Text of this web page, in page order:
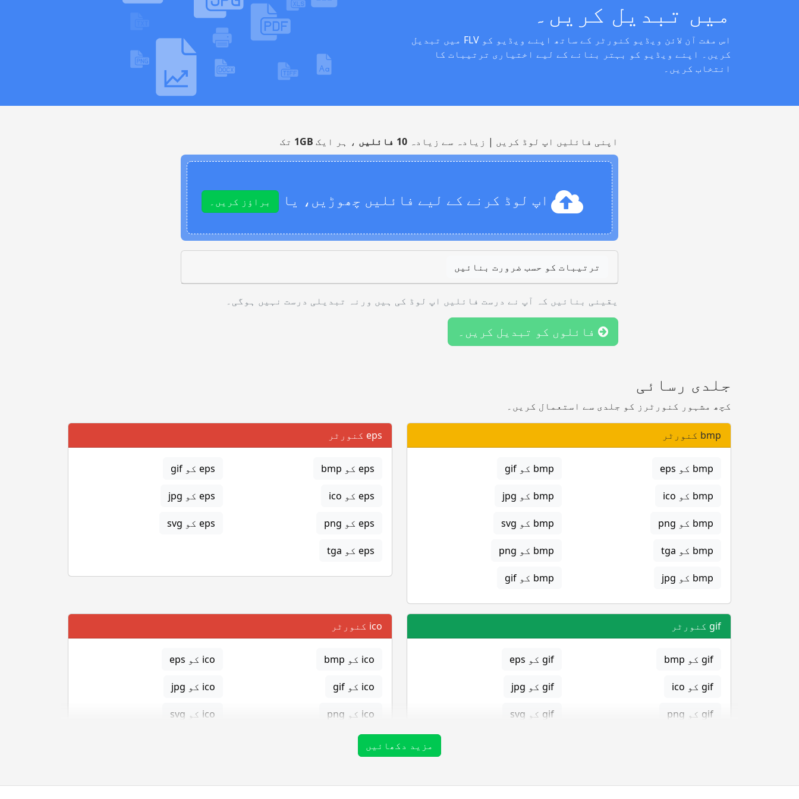
میں تبدیل کریں۔
اس مفت آن لائن ویڈیو کنورٹر کے ساتھ اپنے ویڈیو کو FLV میں تبدیل
کریں۔ اپنے ویڈیو کو بہتر بنانے کے لیے اختیاری ترتیبات کا
انتخاب کریں۔
اپنی فائلیں اپ لوڈ کریں | زیادہ سے زیادہ 10 فائلیں ، ہر ایک 1GB تک
اپ لوڈ کرنے کے لیے فائلیں چھوڑیں، یا براؤز کریں۔
ترتیبات کو حسب ضرورت بنائیں
یقینی بنائیں کہ آپ نے درست فائلیں اپ لوڈ کی ہیں ورنہ تبدیلی درست نہیں ہوگی۔
فائلوں کو تبدیل کریں۔
جلدی رسائی
کچھ مشہور کنورٹرز کو جلدی سے استعمال کریں۔
bmp کنورٹر
bmp کو eps bmp کو gif
bmp کو ico bmp کو jpg
bmp کو png bmp کو svg
bmp کو tga bmp کو png
bmp کو jpg bmp کو gif
eps کنورٹر
eps کو bmp eps کو gif
eps کو ico eps کو jpg
eps کو png eps کو svg
eps کو tga
gif کنورٹر
gif کو bmp gif کو eps
gif کو ico gif کو jpg
gif کو png gif کو svg
ico کنورٹر
ico کو bmp ico کو eps
ico کو gif ico کو jpg
ico کو png ico کو svg
jpg کنورٹر png کنورٹر
مزید دکھائیں